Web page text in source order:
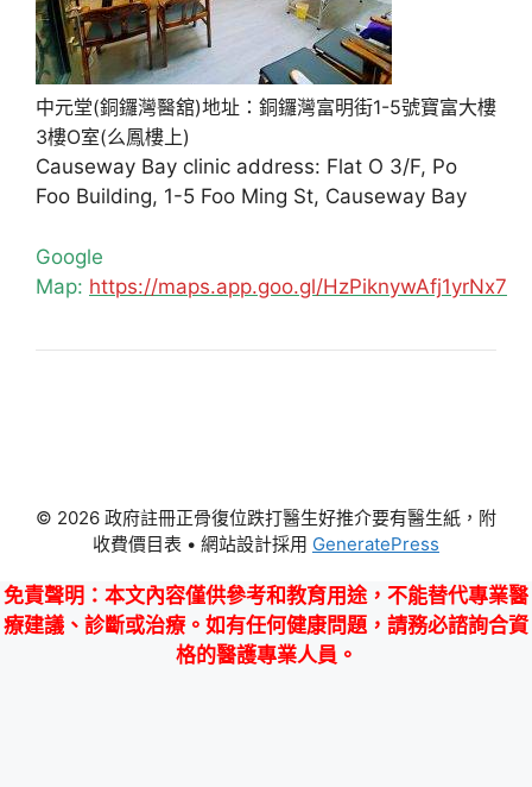
中元堂(銅鑼灣醫舘)地址：銅鑼灣富明街1-5號寶富大樓
3樓O室(么鳳樓上)
Causeway Bay clinic address: Flat O 3/F, Po
Foo Building, 1-5 Foo Ming St, Causeway Bay
Google
Map: https://maps.app.goo.gl/HzPiknywAfj1yrNx7
© 2026 政府註冊正骨復位跌打醫生好推介要有醫生紙，附
收費價目表 • 網站設計採用 GeneratePress
免責聲明 ：本文內容僅供參考和教育用途，不能替代專業醫
療建議、診斷或治療。如有任何健康問題，請務必諮詢合資
格的醫護專業人員。